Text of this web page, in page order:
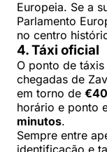
Europeia. Se a
Parlamento
no centro
4. Táxi oficial
O ponto de
chegadas de
em torno de
horário e ponto
minutos.
Sempre entre